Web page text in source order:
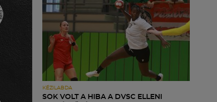
KÉZILABDA
SOK VOLT A HIBA A DVSC ELLENI